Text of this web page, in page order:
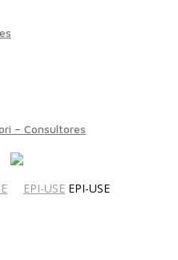
– Consultores
EPI-USE